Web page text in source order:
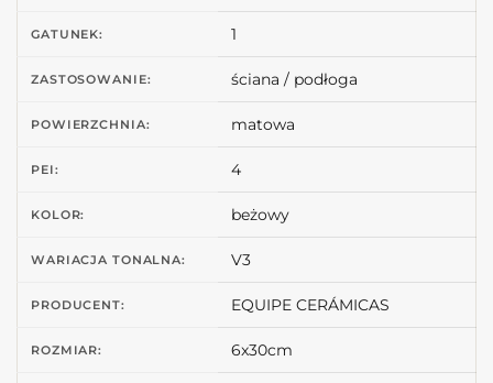
GATUNEK: 1
ZASTOSOWANIE: ściana / podłoga
POWIERZCHNIA: matowa
PEI: 4
KOLOR: beżowy
WARIACJA TONALNA: V3
PRODUCENT: EQUIPE CERÁMICAS
ROZMIAR: 6x30cm